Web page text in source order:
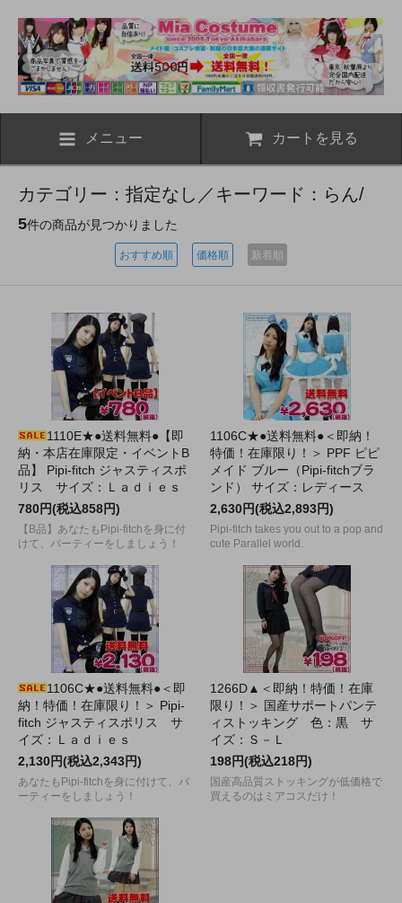
メニュー カートを見る
カテゴリー：指定なし／キーワード：らん/
5件の商品が見つかりました
おすすめ順 価格順 新着順
1110E★●送料無料●【即
納・本店在庫限定・イベントB
品】 Pipi-fitch ジャスティスポ
リス サイズ：Ｌａｄｉｅｓ
780円(税込858円)
【B品】あなたもPipi-fitchを身に付
けて、パーティーをしましょう！
1106C★●送料無料●＜即納！
特価！在庫限り！＞ PPF ピピ
メイド ブルー（Pipi-fitchブラ
ンド） サイズ：レディース
2,630円(税込2,893円)
Pipi-fitch takes you out to a pop and
cute Parallel world.
1106C★●送料無料●＜即
納！特価！在庫限り！＞ Pipi-
fitch ジャスティスポリス サ
イズ：Ｌａｄｉｅｓ
2,130円(税込2,343円)
あなたもPipi-fitchを身に付けて、パ
ーティーをしましょう！
1266D▲＜即納！特価！在庫
限り！＞ 国産サポートパンテ
ィストッキング 色：黒 サ
イズ：Ｓ－Ｌ
198円(税込218円)
国産高品質ストッキングが低価格で
買えるのはミアコスだけ！